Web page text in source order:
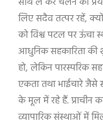
लिए सदैव तत्पर रहें,
को विश्व पटल पर ऊंचा
आधुनिक सहकारिता की
हो,लेकिन पारस्परिक
एकता तथा भाईचारे जैसे
के मूल में रहे हैं.
व्यापारिक संस्थाओं में